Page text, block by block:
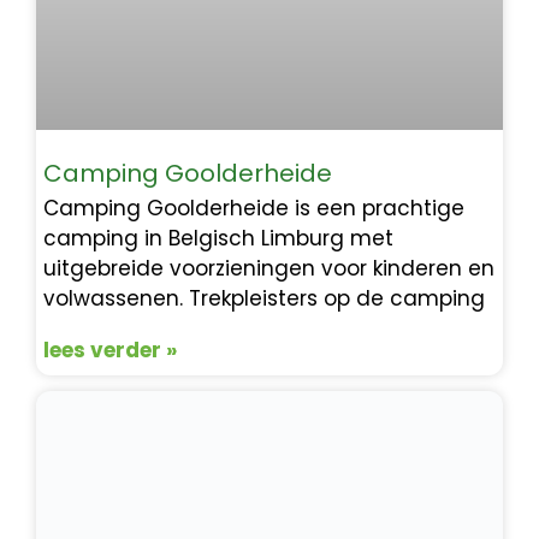
Camping Goolderheide
Camping Goolderheide is een prachtige
camping in Belgisch Limburg met
uitgebreide voorzieningen voor kinderen en
volwassenen. Trekpleisters op de camping
lees verder »